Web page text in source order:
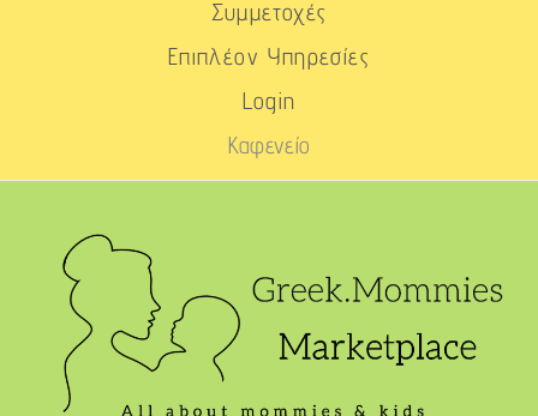
Συμμετοχές
Επιπλέον Υπηρεσίες
Login
Καφενείο